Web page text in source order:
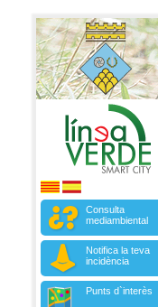
Consulta
mediambiental
Notifica la teva
incidència
Punts d`interès